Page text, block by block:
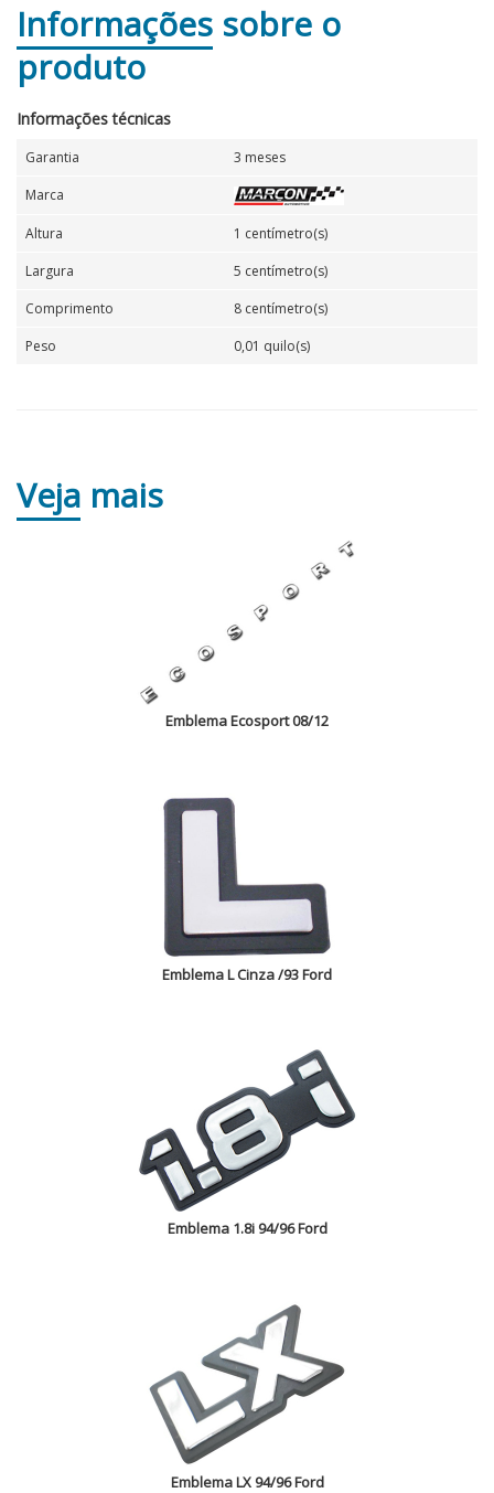
Informações sobre o
produto
Informações técnicas
Garantia
3 meses
Marca
Altura
1 centímetro(s)
Largura
5 centímetro(s)
Comprimento
8 centímetro(s)
Peso
0,01 quilo(s)
Veja mais
Emblema Ecosport 08/12
Emblema L Cinza /93 Ford
Emblema 1.8i 94/96 Ford
Emblema LX 94/96 Ford